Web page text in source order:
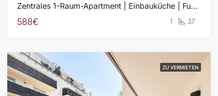
Zentrales 1-Raum-Apartment | Einbauküche | Fußbodenheizung | Energieeffizienzklasse A+
588€ 1 37
ZU VERMIETEN